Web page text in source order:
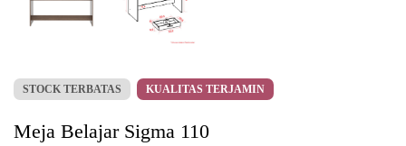
STOCK TERBATAS KUALITAS TERJAMIN
Meja Belajar Sigma 110